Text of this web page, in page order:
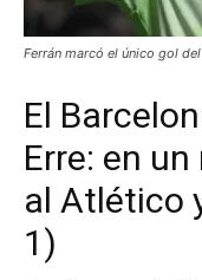
Ferrán marcó el único gol
El
Erre: en
al Atlético
1)